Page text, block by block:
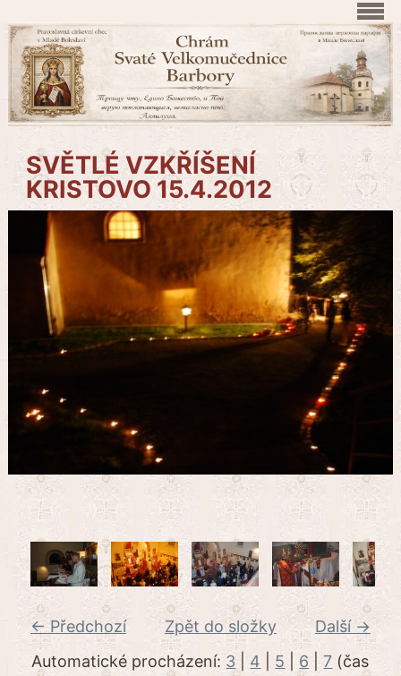
SVĚTLÉ VZKŘÍŠENÍ
KRISTOVO 15.4.2012
← Předchozí Další →
Zpět do složky
Automatické procházení: 3 4 5 6 7 (čas